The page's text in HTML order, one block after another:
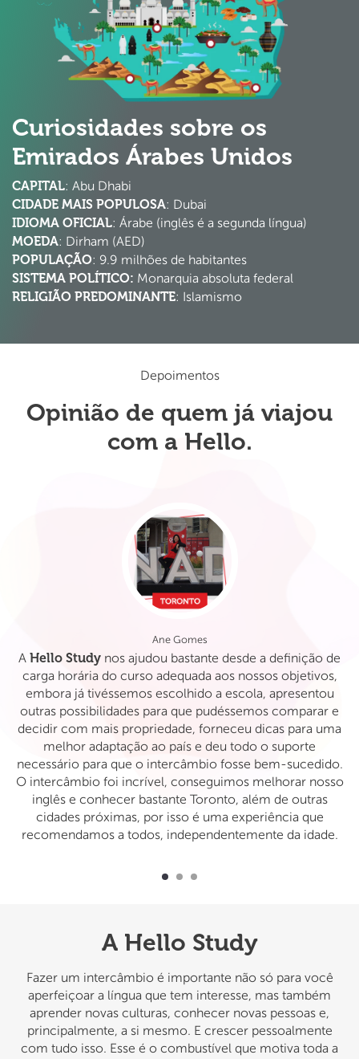
Curiosidades sobre os
Emirados Árabes Unidos
CAPITAL: Abu Dhabi
CIDADE MAIS POPULOSA: Dubai
IDIOMA OFICIAL: Árabe (inglês é a segunda língua)
MOEDA: Dirham (AED)
POPULAÇÃO: 9.9 milhões de habitantes
SISTEMA POLÍTICO: Monarquia absoluta federal
RELIGIÃO PREDOMINANTE: Islamismo
Depoimentos
Opinião de quem já viajou
com a Hello.
Ane Gomes
A Hello Study nos ajudou bastante desde a definição de
carga horária do curso adequada aos nossos objetivos,
embora já tivéssemos escolhido a escola, apresentou
outras possibilidades para que pudéssemos comparar e
decidir com mais propriedade, forneceu dicas para uma
melhor adaptação ao país e deu todo o suporte
necessário para que o intercâmbio fosse bem-sucedido.
O intercâmbio foi incrível, conseguimos melhorar nosso
inglês e conhecer bastante Toronto, além de outras
cidades próximas, por isso é uma experiência que
recomendamos a todos, independentemente da idade.
A Hello Study
Fazer um intercâmbio é importante não só para você
aperfeiçoar a língua que tem interesse, mas também
aprender novas culturas, conhecer novas pessoas e,
principalmente, a si mesmo. E crescer pessoalmente
com tudo isso. Esse é o combustível que motiva toda a